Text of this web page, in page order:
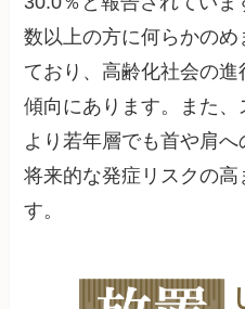
数以上の方に何らかの
ており、高齢化社会の
傾向にあります。また
より若年層でも首や肩へ
将来的な発症リスクの高
す。